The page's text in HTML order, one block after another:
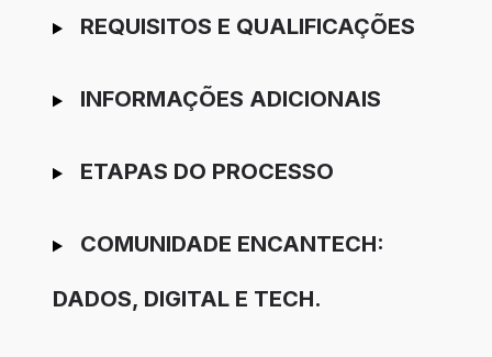
REQUISITOS E QUALIFICAÇÕES
INFORMAÇÕES ADICIONAIS
ETAPAS DO PROCESSO
COMUNIDADE ENCANTECH:
DADOS, DIGITAL E TECH.